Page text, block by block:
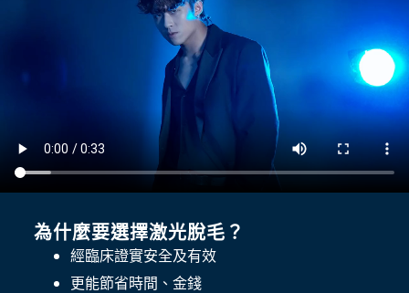
為什麼要選擇激光脫毛？
經臨床證實安全及有效
更能節省時間、金錢